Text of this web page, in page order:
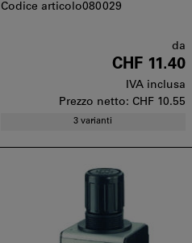
Codice articolo080029
da
CHF 11.40
IVA inclusa
Prezzo netto:CHF 10.55
3 varianti